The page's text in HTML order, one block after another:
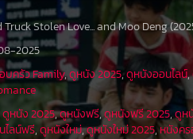
Truck Stolen Love... and Moo Deng
2025
บครัว Family,ดูหนัง 2025,ดูหนังออนไลน์,
ดูหนัง 2025,ดูหนังฟรี,ดูหนังฟรี 2025,ดูห
ไลน์ฟรี,ดูหนังใหม่,ดูหนังใหม่ 2025,หนังค